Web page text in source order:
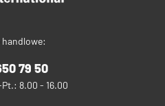
79 50
8.00 - 16.00